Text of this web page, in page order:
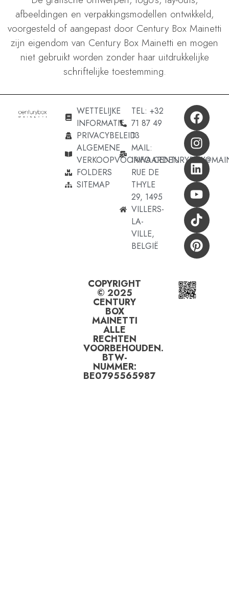
afbeeldingen en verpakkingsmodellen ontwikkeld,
voorgesteld of aangepast door Century Box Mainetti
zijn eigendom van Century Box Mainetti en mogen
niet gebruikt worden zonder haar uitdrukkelijke
schriftelijke toestemming.
WETTELIJKE
INFORMATIE
PRIVACYBELEID
ALGEMENE
VERKOOPVOORWAARDEN
FOLDERS
SITEMAP
TEL: +32
71 87 49
13
MAIL:
RUE DE
THYLE
29, 1495
VILLERS-
LA-
VILLE,
BELGIË
COPYRIGHT
© 2025
CENTURY
BOX
MAINETTI
ALLE
RECHTEN
VOORBEHOUDEN.
BTW-
NUMMER:
BE0795565987